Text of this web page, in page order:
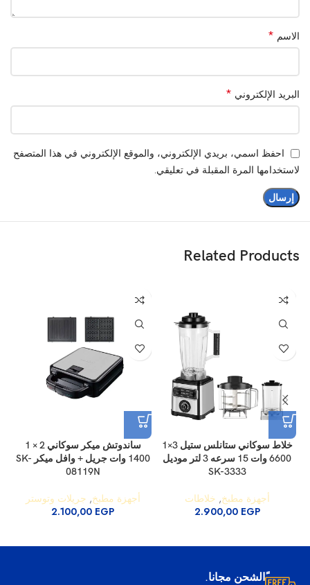
الاسم *
البريد الإلكتروني *
احفظ اسمي، بريدي الإلكتروني، والموقع الإلكتروني في هذا المتصفح
لاستخدامها المرة المقبلة في تعليقي.
Related Products
خلاط سوكاني ستانلس ستيل 3×1
6600 وات 15 سرعه 3 لتر موديل
SK-3333
أجهزة مطبخ, خلاطات
2.900,00 EGP
ساندوتش ميكر سوكاني 2 × 1
1400 وات جريل + وافل ميكر SK-
08119N
أجهزة مطبخ, جريلات وتوستر
2.100,00 EGP
ًالشحن مجانا.